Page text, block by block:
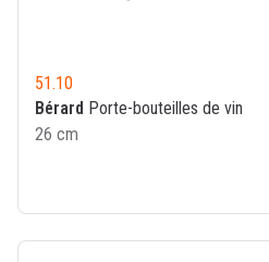
51.10
Bérard Porte-bouteilles de vin
26 cm